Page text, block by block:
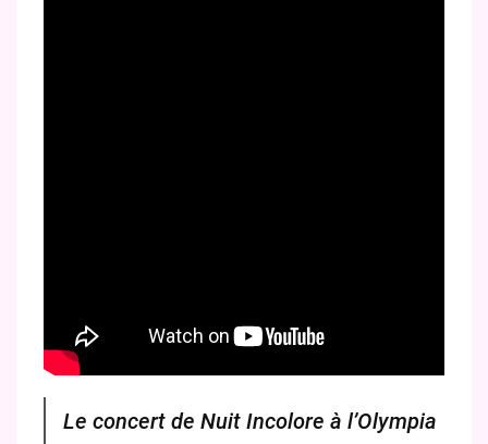
Le concert de Nuit Incolore à l’Olympia